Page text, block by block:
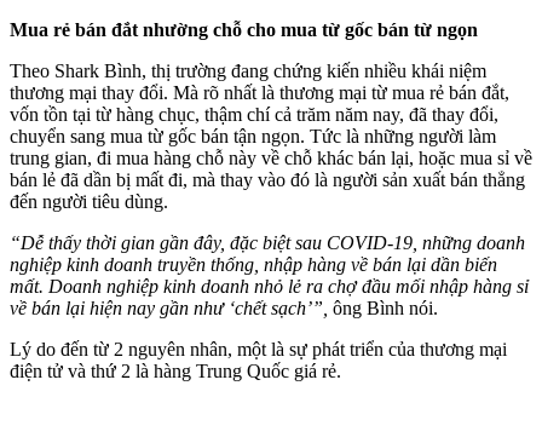
Mua rẻ bán đắt nhường chỗ cho mua từ gốc bán từ ngọn
Theo Shark Bình, thị trường đang chứng kiến nhiều khái niệm
thương mại thay đổi. Mà rõ nhất là thương mại từ mua rẻ bán đắt,
vốn tồn tại từ hàng chục, thậm chí cả trăm năm nay, đã thay đổi,
chuyển sang mua từ gốc bán tận ngọn. Tức là những người làm
trung gian, đi mua hàng chỗ này về chỗ khác bán lại, hoặc mua sỉ về
bán lẻ đã dần bị mất đi, mà thay vào đó là người sản xuất bán thẳng
đến người tiêu dùng.
“Dễ thấy thời gian gần đây, đặc biệt sau COVID-19, những doanh
nghiệp kinh doanh truyền thống, nhập hàng về bán lại dần biến
mất. Doanh nghiệp kinh doanh nhỏ lẻ ra chợ đầu mối nhập hàng sỉ
về bán lại hiện nay gần như ‘chết sạch’”, ông Bình nói.
Lý do đến từ 2 nguyên nhân, một là sự phát triển của thương mại
điện tử và thứ 2 là hàng Trung Quốc giá rẻ.